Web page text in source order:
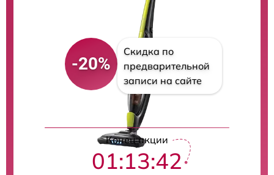
-20%
Скидка по
предварительной
записи на сайте
Конец акции
01:13:41